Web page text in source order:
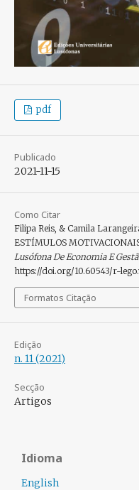
pdf
Publicado
2021-11-15
Como Citar
Filipa Reis, & Camila
ESTÍMULOS
Lusófona De Economia E
https://doi.org/10.60543/r-
Formatos Citação
Edição
n. 11 (2021)
Secção
Artigos
Idioma
English